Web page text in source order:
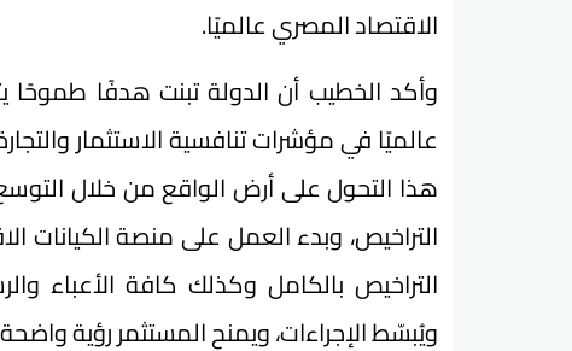
الاقتصاد المصري عالميًا.
عالميًا في مؤشرات تنافسية الاستثمار
هذا التحول على أرض الواقع من خلال
التراخيص، وبدء العمل على منصة الكيانات
التراخيص بالكامل وكذلك كافة الأعباء
ويُبسّط الإجراءات، ويمنح المستثمر رؤية